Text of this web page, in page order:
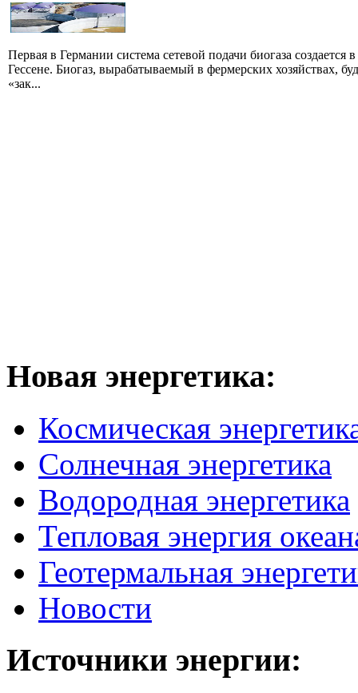
Первая в Германии система сетевой подачи биогаза создается в
Гессене. Биогаз, вырабатываемый в фермерских хозяйствах,
«зак...
Новая энергетика:
Космическая
Солнечная энергетика
Водородная энергетика
Тепловая энергия
Геотермальная
Новости
Источники энергии: